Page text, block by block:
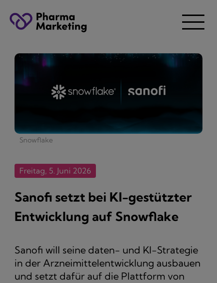
Snowflake
Freitag, 5. Juni 2026
Sanofi setzt bei KI-gestützter
Entwicklung auf Snowflake
Sanofi will seine daten- und KI-Strategie
in der Arzneimittelentwicklung ausbauen
und setzt dafür auf die Plattform von